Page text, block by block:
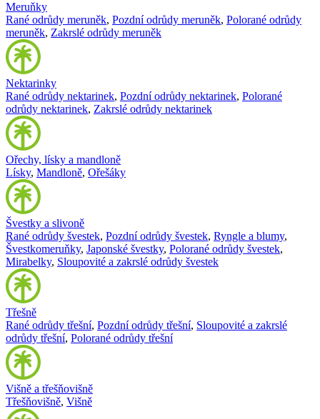
Meruňky
Rané odrůdy meruněk, Pozdní odrůdy meruněk, Polorané odrůdy
meruněk, Zakrslé odrůdy meruněk
Nektarinky
Rané odrůdy nektarinek, Pozdní odrůdy nektarinek, Polorané
odrůdy nektarinek, Zakrslé odrůdy nektarinek
Ořechy, lísky a mandloně
Lísky, Mandloně, Ořešáky
Švestky a slivoně
Rané odrůdy švestek, Pozdní odrůdy švestek, Ryngle a blumy,
Švestkomeruňky, Japonské švestky, Polorané odrůdy švestek,
Mirabelky, Sloupovité a zakrslé odrůdy švestek
Třešně
Rané odrůdy třešní, Pozdní odrůdy třešní, Sloupovité a zakrslé
odrůdy třešní, Polorané odrůdy třešní
Višně a třešňovišně
Třešňovišně, Višně